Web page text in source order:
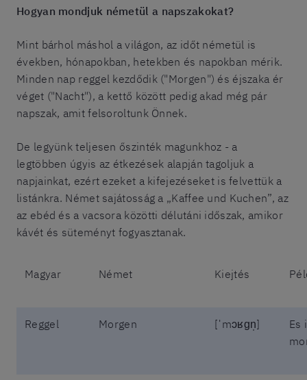
Hogyan mondjuk németül a napszakokat?
Mint bárhol máshol a világon, az időt németül is
években, hónapokban, hetekben és napokban mérik.
Minden nap reggel kezdődik ("Morgen") és éjszaka ér
véget ("Nacht"), a kettő között pedig akad még pár
napszak, amit felsoroltunk Önnek.
De legyünk teljesen őszinték magunkhoz - a
legtöbben úgyis az étkezések alapján tagoljuk a
napjainkat, ezért ezeket a kifejezéseket is felvettük a
listánkra. Német sajátosság a „Kaffee und Kuchen”, az
az ebéd és a vacsora közötti délutáni időszak, amikor
kávét és süteményt fogyasztanak.
Magyar Német Kiejtés
Reggel Morgen [ˈmɔʁɡn̩]
Es